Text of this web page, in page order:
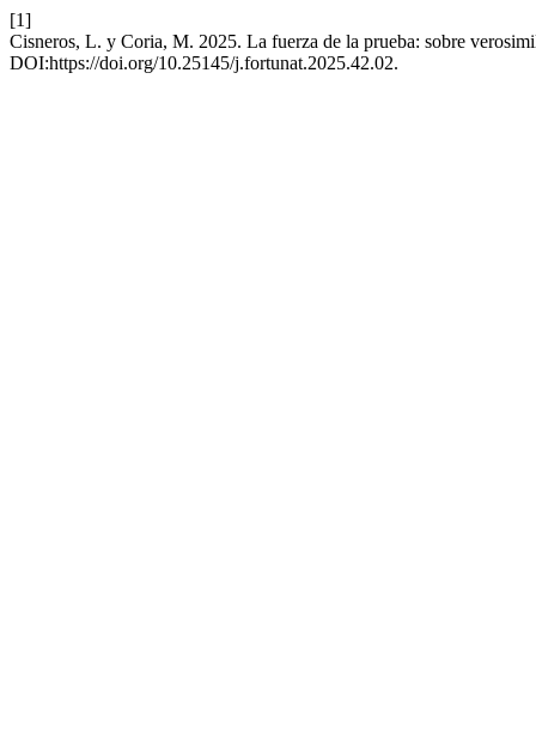
[1]
Cisneros, L. y Coria, M. 2025. La fuerza de la prueba: sobre
DOI:https://doi.org/10.25145/j.fortunat.2025.42.02.